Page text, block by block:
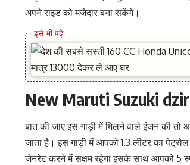
अपने राइड को मजेदार बना सकेंगे।
New Maruti Suzuki
बात की जाए इस गाड़ी में मिलने वाले इंजन की
जाता है। इस गाड़ी में आपको 1.3 लीटर का
जेनरेट करने में सक्षम रहेगा इसके साथ आपको 5